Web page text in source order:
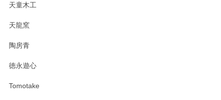
天童木工
天龍窯
陶房青
徳永遊心
Tomotake